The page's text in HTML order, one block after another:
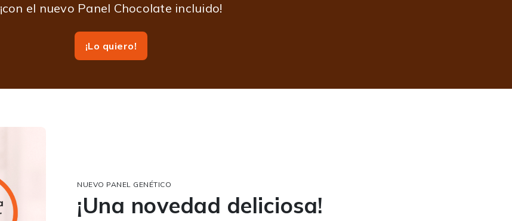
¡con el nuevo Panel Chocolate incluido!
¡Lo quiero!
NUEVO PANEL GENÉTICO
¡Una novedad deliciosa!